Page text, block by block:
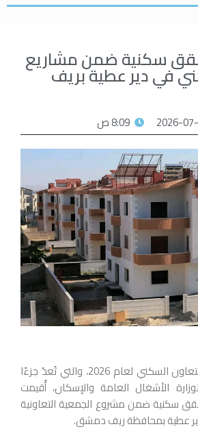
310 شقق سكنية ضمن مشاريع
في دير عطية بريف
2026- 8:09 ص
في إطار تنفيذ خطة التعاون السكني لعام 2026، والتي تُعدُ جزءًا
الأشغال العامة والإسكان، أُقيمت
لتسليم 310 شقق سكنية ضمن مشروع الجمعية التعاونية
عطية بمحافظة ريف دمشق.